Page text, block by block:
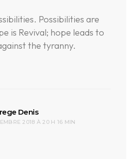
Possibilities are
is Revival; hope leads to
the tyranny.
Denisdit :
2018 À 20 H 16 MIN